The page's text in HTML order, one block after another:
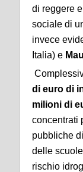
di reggere
sociale di
invece
Italia) e
di euro di
milioni di
concentrati
pubbliche
delle
rischio